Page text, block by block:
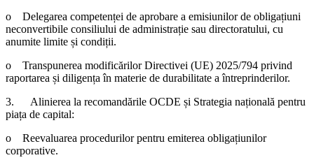
o Delegarea competenței de aprobare a emisiunilor de obligațiuni
neconvertibile consiliului de administrație sau directoratului, cu
anumite limite și condiții.
o Transpunerea modificărilor Directivei (UE) 2025/794 privind
raportarea și diligența în materie de durabilitate a întreprinderilor.
3. Alinierea la recomandările OCDE și Strategia națională pentru
piața de capital:
o Reevaluarea procedurilor pentru emiterea obligațiunilor
corporative.